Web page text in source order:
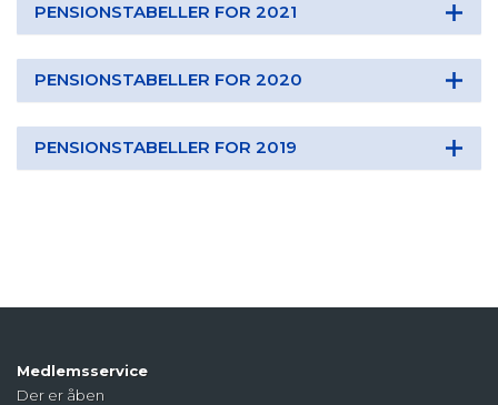
PENSIONSTABELLER FOR 2021
PENSIONSTABELLER FOR 2020
PENSIONSTABELLER FOR 2019
Medlemsservice
Der er åben